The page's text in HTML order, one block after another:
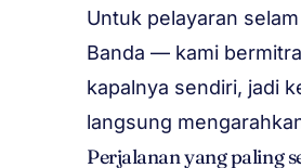
Untuk pelayaran
Banda — kami
kapalnya sendiri, jadi
langsung
Perjalanan yang paling